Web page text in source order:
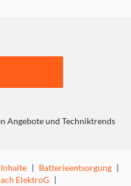
Angebote und Techniktrends
| Batterieentsorgung |
ElektroG |